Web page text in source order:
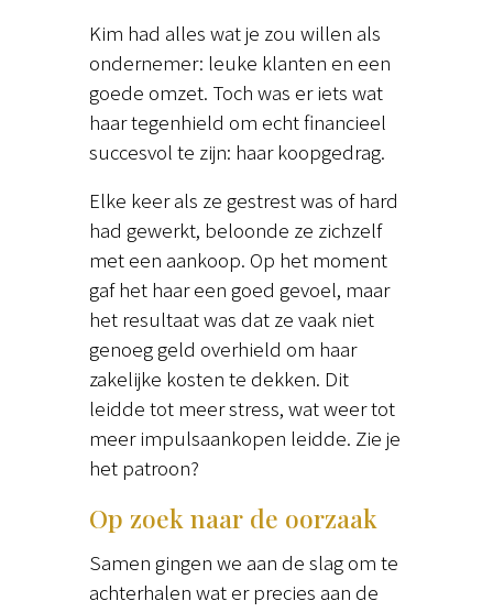
Kim had alles wat je zou willen als
ondernemer: leuke klanten en een
goede omzet. Toch was er iets wat
haar tegenhield om echt financieel
succesvol te zijn: haar koopgedrag.
Elke keer als ze gestrest was of hard
had gewerkt, beloonde ze zichzelf
met een aankoop. Op het moment
gaf het haar een goed gevoel, maar
het resultaat was dat ze vaak niet
genoeg geld overhield om haar
zakelijke kosten te dekken. Dit
leidde tot meer stress, wat weer tot
meer impulsaankopen leidde. Zie je
het patroon?
Op zoek naar de oorzaak
Samen gingen we aan de slag om te
achterhalen wat er precies aan de